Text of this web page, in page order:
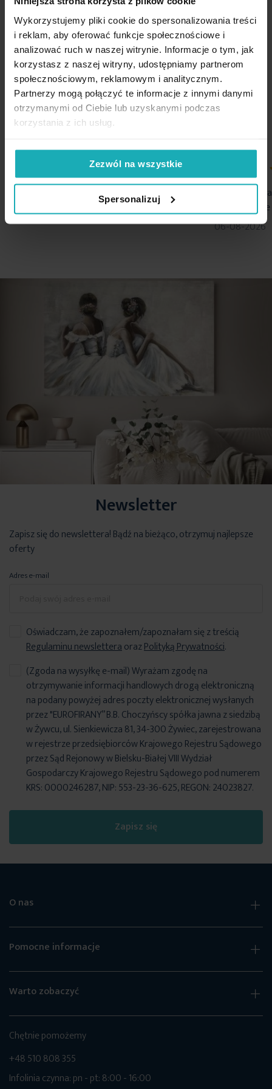
Wykorzystujemy pliki cookie do spersonalizowania treści
i reklam, aby oferować funkcje społecznościowe i
analizować ruch w naszej witrynie. Informacje o tym, jak
korzystasz z naszej witryny, udostępniamy partnerom
społecznościowym, reklamowym i analitycznym.
Partnerzy mogą połączyć te informacje z innymi danymi
otrzymanymi od Ciebie lub uzyskanymi podczas
korzystania z ich usług.
Zezwól na wszystkie
Spersonalizuj
dostępnych wkolekcji zasłon Dora.
Szczegóły:
Materiał: tkanina o welurowej strukturze
Skład: 100% poliester
Sposób zawieszenia: flexy
Marszczenie: 1:1,5
Temperatura prania: 30°C, nie suszyć w suszarce bębnowej
Podany wymiar dotyczy szerokości zasłony na gotowo.
Opinie potwierdzone zakupem
5%
Na podstawie 1226 opinii. Zobacz niektóre opinie tutaj.
100%
06-08-2026
100%
Przejrzysta i
oraz
06-08-2026
Newsletter
Zapisz się do newslettera! Bądź na bieżąco, otrzymuj najlepsze
oferty
Adres e-mail
Oświadczam, że zapoznałem/zapoznałam się z treścią
Regulaminu newsletteraorazPolityką Prywatności.
Zapisz się
(Zgoda na wysyłkę e-mail) Wyrażam zgodę na
otrzymywanie informacji handlowych drogą elektroniczną
na podany powyżej adres poczty elektronicznej wysłanych
przez "EUROFIRANY” B.B. Choczyńscy spółka jawna z siedzibą
w Żywcu, ul. Sienkiewicza 81, 34-300 Żywiec, zarejestrowana
w rejestrze przedsiębiorców Krajowego Rejestru Sądowego
przez Sąd Rejonowy w Bielsku-Białej VIII Wydział
Gospodarczy Krajowego Rejestru Sądowego pod numerem
KRS: 0000246287, NIP: 553-23-36-625, REGON: 24023827.
O nas
Pomocne informacje
Warto zobaczyć
Chętnie pomożemy
+48 510 808 355
Infolinia czynna: pn - pt: 8:00 - 16:00